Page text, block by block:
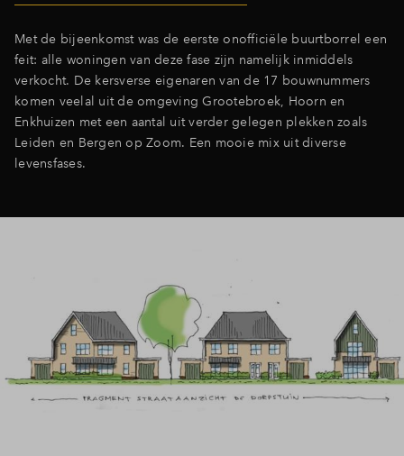
Met de bijeenkomst was de eerste onofficiële buurtborrel een
feit: alle woningen van deze fase zijn namelijk inmiddels
verkocht. De kersverse eigenaren van de 17 bouwnummers
komen veelal uit de omgeving Grootebroek, Hoorn en
Enkhuizen met een aantal uit verder gelegen plekken zoals
Leiden en Bergen op Zoom. Een mooie mix uit diverse
levensfases.